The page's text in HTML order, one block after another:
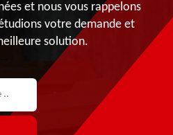
et nous vous rappelons
votre demande et
solution.